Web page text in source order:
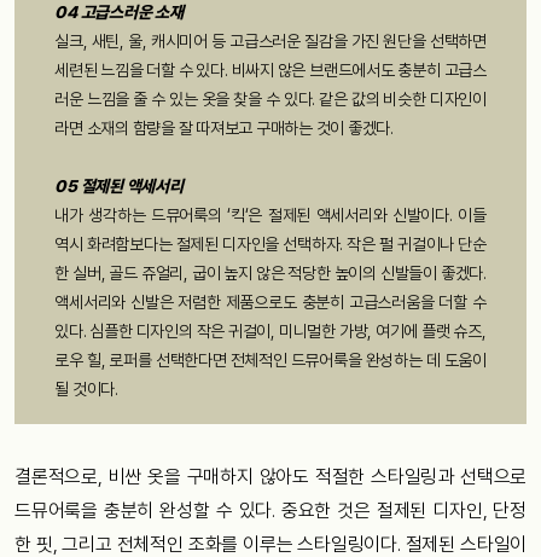
04 고급스러운 소재
실크, 새틴, 울, 캐시미어 등 고급스러운 질감을 가진 원단을 선택하면
세련된 느낌을 더할 수 있다. 비싸지 않은 브랜드에서도 충분히 고급스
러운 느낌을 줄 수 있는 옷을 찾을 수 있다. 같은 값의 비슷한 디자인이
라면 소재의 함량을 잘 따져보고 구매하는 것이 좋겠다.
05 절제된 액세서리
내가 생각하는 드뮤어룩의 ‘킥‘은 절제된 액세서리와 신발이다. 이들
역시 화려함보다는 절제된 디자인을 선택하자. 작은 펄 귀걸이나 단순
한 실버, 골드 쥬얼리, 굽이 높지 않은 적당한 높이의 신발들이 좋겠다.
액세서리와 신발은 저렴한 제품으로도 충분히 고급스러움을 더할 수
있다. 심플한 디자인의 작은 귀걸이, 미니멀한 가방, 여기에 플랫 슈즈,
로우 힐, 로퍼를 선택한다면 전체적인 드뮤어룩을 완성하는 데 도움이
될 것이다.
결론적으로, 비싼 옷을 구매하지 않아도 적절한 스타일링과 선택으로
드뮤어룩을 충분히 완성할 수 있다. 중요한 것은 절제된 디자인, 단정
한 핏, 그리고 전체적인 조화를 이루는 스타일링이다. 절제된 스타일이